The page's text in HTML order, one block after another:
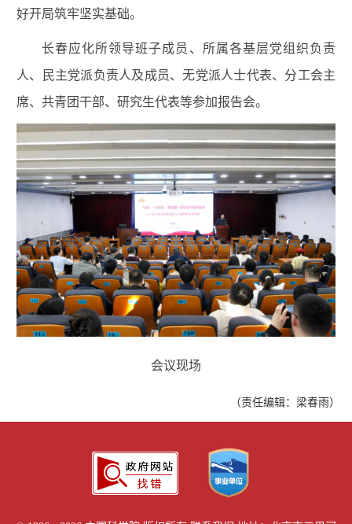
好开局筑牢坚实基础。
长春应化所领导班子成员、所属各基层党组织负责
人、民主党派负责人及成员、无党派人士代表、分工会主
席、共青团干部、研究生代表等参加报告会。
会议现场
（责任编辑：梁春雨）